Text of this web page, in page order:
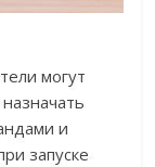
могут
и
запуске